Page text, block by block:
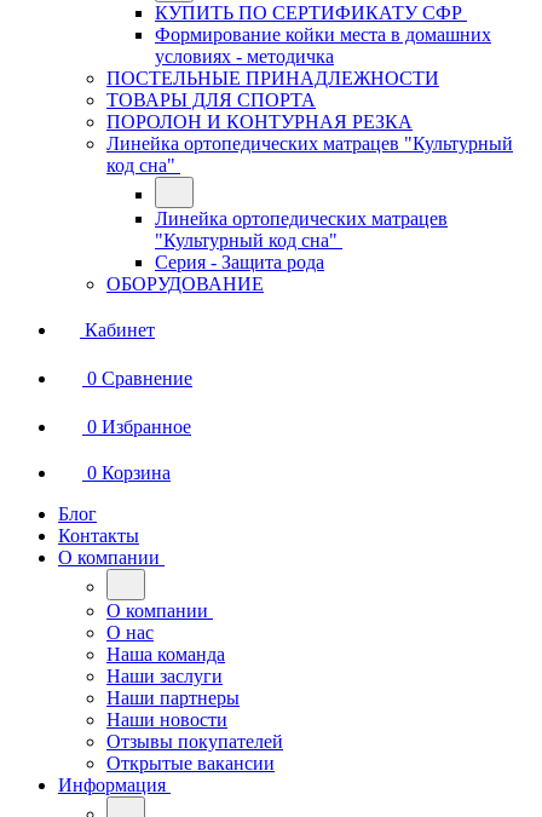
КУПИТЬ ПО СЕРТИФИКАТУ СФР
Формирование койки места в домашних
условиях - методичка
ПОСТЕЛЬНЫЕ ПРИНАДЛЕЖНОСТИ
ТОВАРЫ ДЛЯ СПОРТА
ПОРОЛОН И КОНТУРНАЯ РЕЗКА
Линейка ортопедических матрацев "Культурный
код сна"
Линейка ортопедических матрацев
"Культурный код сна"
Серия - Защита рода
ОБОРУДОВАНИЕ
Кабинет
0 Сравнение
0 Избранное
0 Корзина
Блог
Контакты
О компании
О компании
О нас
Наша команда
Наши заслуги
Наши партнеры
Наши новости
Отзывы покупателей
Открытые вакансии
Информация